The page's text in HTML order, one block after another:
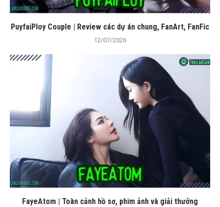
PuyfaiPloy Couple | Review các dự án chung, FanArt, FanFic
12/07/2026
FayeAtom | Toàn cảnh hồ sơ, phim ảnh và giải thưởng